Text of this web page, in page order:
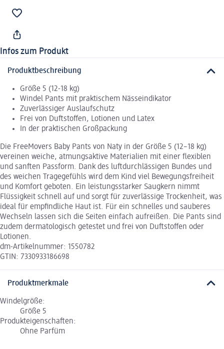
Infos zum Produkt
Produktbeschreibung
Größe 5 (12-18 kg)
Windel Pants mit praktischem Nässeindikator
Zuverlässiger Auslaufschutz
Frei von Duftstoffen, Lotionen und Latex
In der praktischen Großpackung
Die FreeMovers Baby Pants von Naty in der Größe 5 (12–18 kg)
vereinen weiche, atmungsaktive Materialien mit einer flexiblen
und sanften Passform. Dank des luftdurchlässigen Bundes und
des weichen Tragegefühls wird dem Kind viel Bewegungsfreiheit
und Komfort geboten. Ein leistungsstarker Saugkern nimmt
Flüssigkeit schnell auf und sorgt für zuverlässige Trockenheit, was
ideal für empfindliche Haut ist. Für ein schnelles und sauberes
Wechseln lassen sich die Seiten einfach aufreißen. Die Pants sind
zudem dermatologisch getestet und frei von Duftstoffen oder
Lotionen.
dm-Artikelnummer: 1550782
GTIN: 7330933186698
Produktmerkmale
Windelgröße:
Größe 5
Produkteigenschaften:
Ohne Parfüm